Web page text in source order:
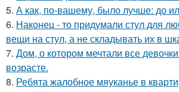
5. А как, по-вашему, было лучше: до
6. Наконец - то придумали стул для
вещи на стул, а не складывать их в
7. Дом, о котором мечтали все
возрасте.
8. Ребята жалобное мяуканье в